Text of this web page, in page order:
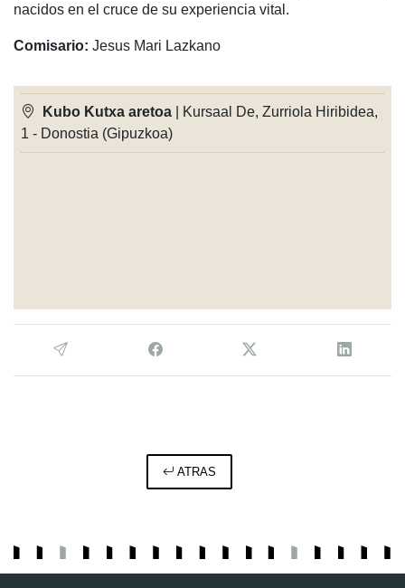
nacidos en el cruce de su experiencia vital.
Comisario: Jesus Mari Lazkano
Kubo Kutxa aretoa | Kursaal De, Zurriola Hiribidea,
1 - Donostia (Gipuzkoa)
ATRAS